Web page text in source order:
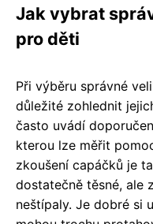
Jak vybrat
pro děti
Při výběru správné
důležité zohlednit
často uvádí
kterou lze měřit
zkoušení capáčků je
dostatečně těsné, ale
neštípaly. Je dobré si